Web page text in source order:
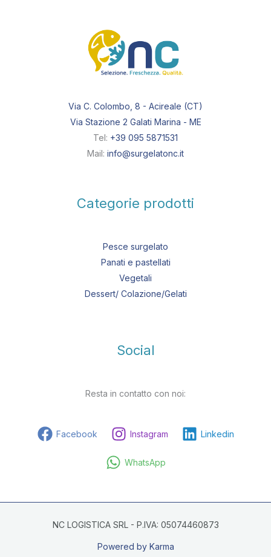
Via C. Colombo, 8 - Acireale (CT)
Via Stazione 2 Galati Marina - ME
Tel: +39 095 5871531
Mail: info@surgelatonc.it
Categorie prodotti
Pesce surgelato
Panati e pastellati
Vegetali
Dessert/ Colazione/Gelati
Social
Resta in contatto con noi:
Facebook Instagram Linkedin
WhatsApp
NC LOGISTICA SRL - P.IVA: 05074460873
Powered by Karma